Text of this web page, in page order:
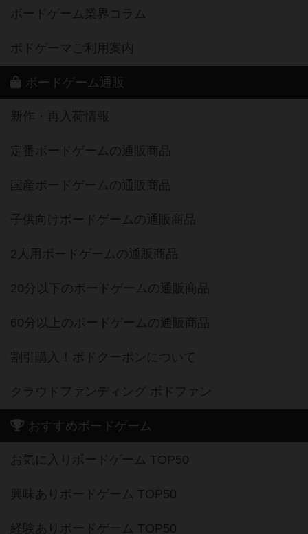
ボードゲーム業界コラム
ボドゲーマご利用案内
ボードゲーム通販
新作・再入荷情報
定番ボードゲームの通販商品
国産ボードゲームの通販商品
子供向けボードゲームの通販商品
2人用ボードゲームの通販商品
20分以下のボードゲームの通販商品
60分以上のボードゲームの通販商品
割引購入！ボドクーポンについて
クラウドファンディング ボドファン
おすすめボードゲーム
お気に入りボードゲーム TOP50
興味ありボードゲーム TOP50
経験ありボードゲーム TOP50